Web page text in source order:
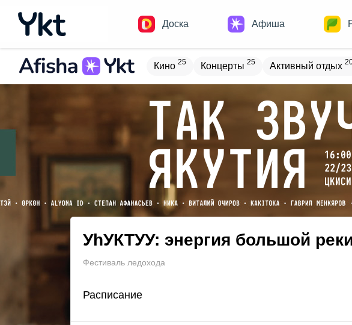
Доска Афиша
Домики Новостройки
Кино 25 Концерты 25 Активный отдых
Встречи Детям Вечеринки
Туризм 19 Обучение 4 Квесты 8
УhУКТУУ: энергия большой
Фестиваль ледохода
Расписание